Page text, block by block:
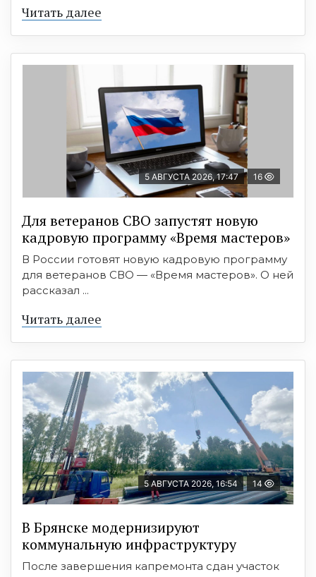
Читать далее
5 АВГУСТА 2026, 17:47 16
Для ветеранов СВО запустят новую
кадровую программу «Время мастеров»
В России готовят новую кадровую программу
для ветеранов СВО — «Время мастеров». О ней
рассказал ...
Читать далее
5 АВГУСТА 2026, 16:54 14
В Брянске модернизируют
коммунальную инфраструктуру
После завершения капремонта сдан участок